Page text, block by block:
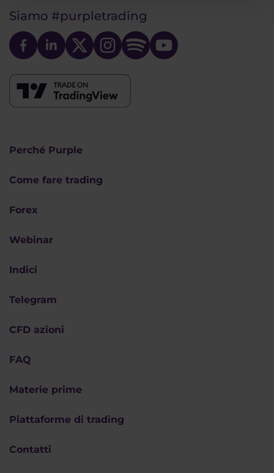
Siamo #purpletrading
Perché Purple
Come fare trading
Forex
Webinar
Indici
Telegram
CFD azioni
FAQ
Materie prime
Piattaforme di trading
Contatti